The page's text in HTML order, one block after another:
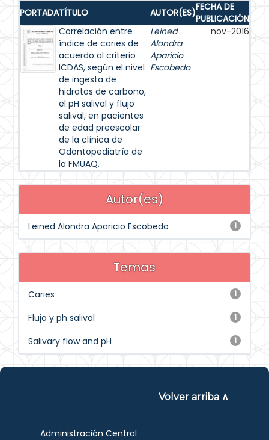
PORTADATÍTULO AUTOR(ES)FECHA DE
PUBLICACIÓN
Correlación entre
índice de caries de
acuerdo al criterio
ICDAS, según el nivel
de ingesta de
hidratos de carbono,
el pH salival y flujo
salival, en pacientes
de edad preescolar
de la clínica de
Odontopediatría de
la FMUAQ.
Leined
Alondra
Aparicio
Escobedo
nov-2016
Autor(es)
1
Leined Alondra Aparicio Escobedo
Temas
1
Caries
1
Flujo y ph salival
1
Salivary flow and pH
Volver arriba ∧
Administración Central